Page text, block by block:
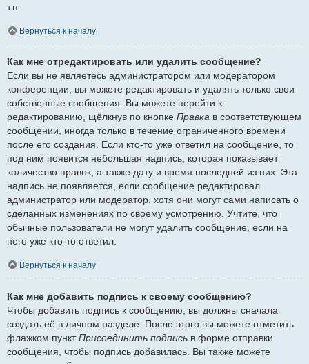
т.п.
Вернуться к началу
Как мне отредактировать или удалить сообщение?
Если вы не являетесь администратором или модератором
конференции, вы можете редактировать и удалять только свои
собственные сообщения. Вы можете перейти к
редактированию, щёлкнув по кнопке Правка в соответствующем
сообщении, иногда только в течение ограниченного времени
после его создания. Если кто-то уже ответил на сообщение, то
под ним появится небольшая надпись, которая показывает
количество правок, а также дату и время последней из них. Эта
надпись не появляется, если сообщение редактировал
администратор или модератор, хотя они могут сами написать о
сделанных изменениях по своему усмотрению. Учтите, что
обычные пользователи не могут удалить сообщение, если на
него уже кто-то ответил.
Вернуться к началу
Как мне добавить подпись к своему сообщению?
Чтобы добавить подпись к сообщению, вы должны сначала
создать её в личном разделе. После этого вы можете отметить
флажком пунктПрисоединить подпись в форме отправки
сообщения, чтобы подпись добавилась. Вы также можете